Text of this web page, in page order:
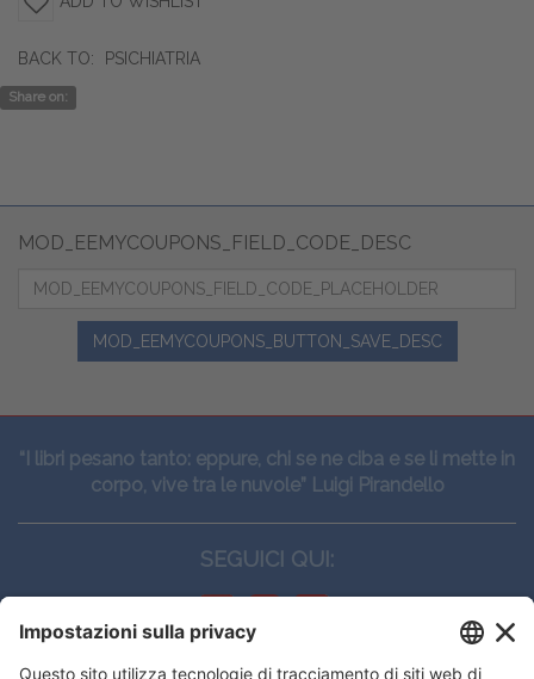
BACK TO: PSICHIATRIA
Share on:
MOD_EEMYCOUPONS_FIELD_CODE_DESC
MOD_EEMYCOUPONS_BUTTON_SAVE_DESC
“I libri pesano tanto: eppure, chi se ne ciba e se li mette in
corpo, vive tra le nuvole” Luigi Pirandello
SEGUICI QUI: